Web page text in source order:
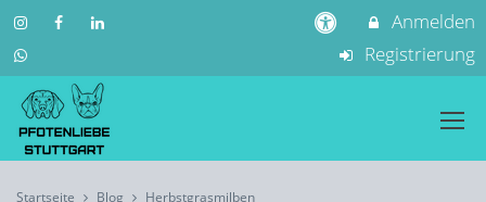
Anmelden
Registrierung
Startseite Blog Herbstgrasmilben